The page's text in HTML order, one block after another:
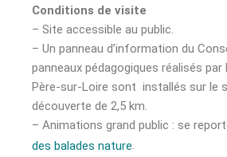
Conditions de visite
– Site accessible au public.
– Un panneau d’information du
panneaux pédagogiques réalisés par
Père-sur-Loire sont installés sur le
découverte de 2,5 km.
– Animations grand public : se
des balades nature.